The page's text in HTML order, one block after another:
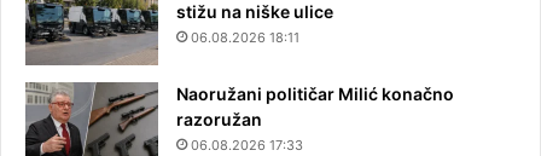
stižu na niške ulice
06.08.2026 18:11
Naoružani političar Milić konačno
razoružan
06.08.2026 17:33